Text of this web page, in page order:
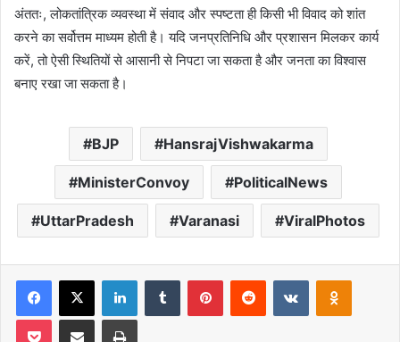
अंततः, लोकतांत्रिक व्यवस्था में संवाद और स्पष्टता ही किसी भी विवाद को शांत
करने का सर्वोत्तम माध्यम होती है। यदि जनप्रतिनिधि और प्रशासन मिलकर कार्य
करें, तो ऐसी स्थितियों से आसानी से निपटा जा सकता है और जनता का विश्वास
बनाए रखा जा सकता है।
BJP HansrajVishwakarma
MinisterConvoy PoliticalNews
UttarPradesh Varanasi ViralPhotos
Facebook
X LinkedInTumblr PinterestReddit VKontakte
Pocket Share via Email Print